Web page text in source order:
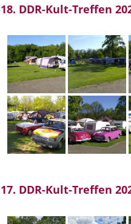
18. DDR-Kult-Treffen
17. DDR-Kult-Treffen